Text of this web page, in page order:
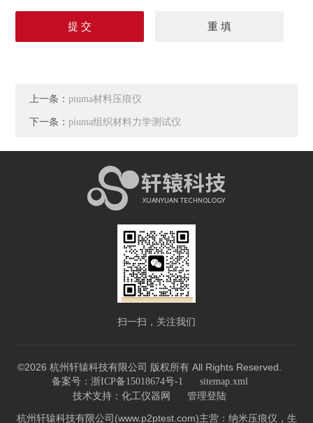
上一条：piuma材料压痕仪
下一条：piuma组织材料力学测试仪
扫一扫，关注我们
©2026 杭州轩辕科技有限公司 版权所有 All Rights Reserved.
备案号：浙ICP备15018674号-1 sitemap.xml
技术支持： 化工仪器网 管理登陆
杭州轩辕科技有限公司(www.p2ptest.com)主营：纳米压痕仪，生